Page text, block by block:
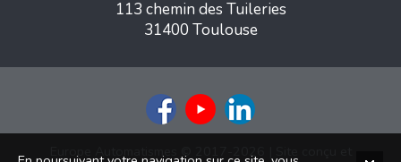
113 chemin des Tuileries
31400 Toulouse